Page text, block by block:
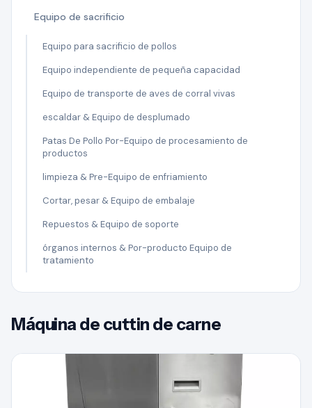
Equipo de sacrificio
Equipo para sacrificio de pollos
Equipo independiente de pequeña capacidad
Equipo de transporte de aves de corral vivas
escaldar & Equipo de desplumado
Patas De Pollo Por-Equipo de procesamiento de
productos
limpieza & Pre-Equipo de enfriamiento
Cortar, pesar & Equipo de embalaje
Repuestos & Equipo de soporte
órganos internos & Por-producto Equipo de
tratamiento
Máquina de cuttin de carne